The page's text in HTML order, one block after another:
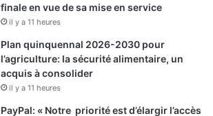
finale en vue de sa mise en service
il y a 11 heures
Plan quinquennal 2026-2030 pour
l’agriculture: la sécurité alimentaire, un
acquis à consolider
il y a 11 heures
PayPal: « Notre priorité est d’élargir l’accès